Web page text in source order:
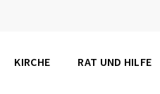
KIRCHE RAT UND HILFE